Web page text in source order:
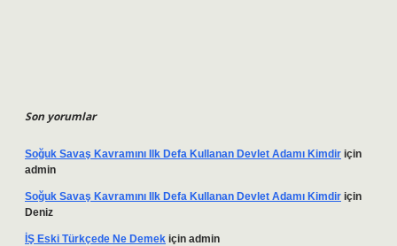
Son yorumlar
Soğuk Savaş Kavramını Ilk Defa Kullanan Devlet Adamı Kimdir için
admin
Soğuk Savaş Kavramını Ilk Defa Kullanan Devlet Adamı Kimdir için
Deniz
İŞ Eski Türkçede Ne Demek için admin